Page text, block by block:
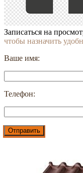
Записаться на
чтобы назначить
Ваше имя:
Телефон: